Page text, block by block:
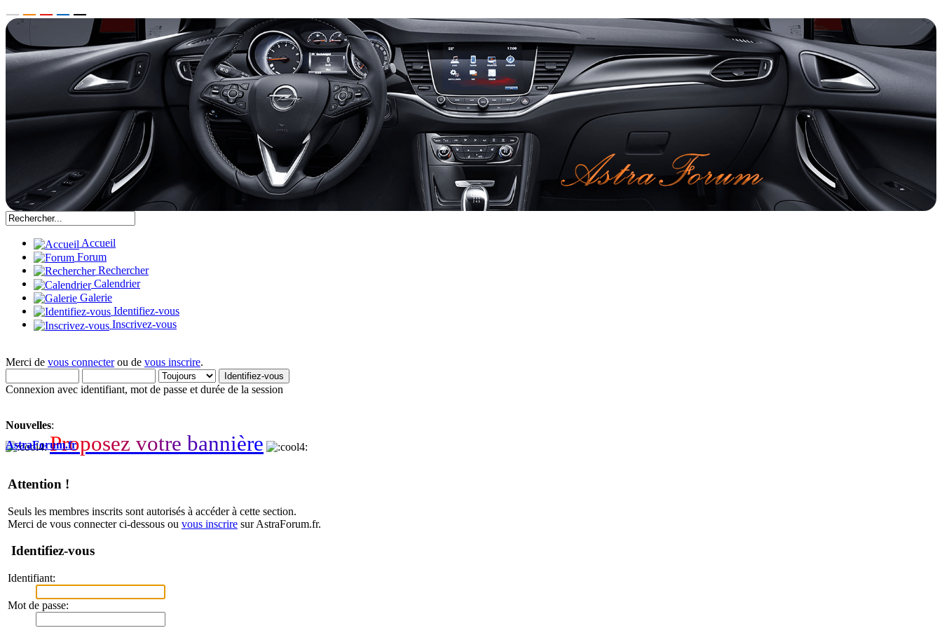
Accueil
Forum
Rechercher
Calendrier
Galerie
Identifiez-vous
Inscrivez-vous
Merci de vous connecterou de vous inscrire.
Connexion avec identifiant, mot de passe et durée de la session
Nouvelles:
Proposez votre bannière
AstraForum.fr
Attention !
Seuls les membres inscrits sont autorisés à accéder à cette section.
Merci de vous connecter ci-dessous ou vous inscrire sur AstraForum.fr.
Identifiez-vous
Identifiant:
Mot de passe: